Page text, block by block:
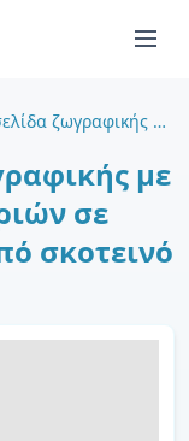
Μαγευτική σελίδα ζωγραφικής με παρατηρητή αστεριών σε βραχώδη ακτή κάτω από σκοτεινό ουρανό
με
σε
σκοτεινό